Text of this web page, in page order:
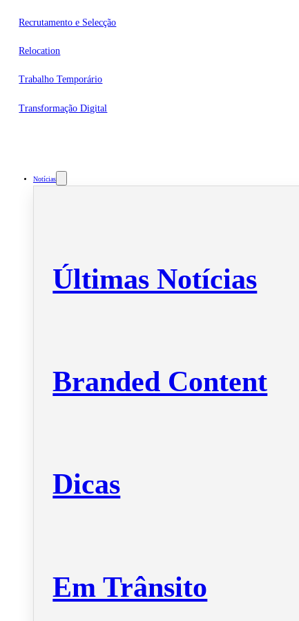
Recrutamento e Selecção
Relocation
Trabalho Temporário
Transformação Digital
Notícias
Últimas Notícias
Branded Content
Dicas
Em Trânsito